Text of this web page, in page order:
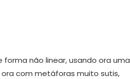
não linear, usando ora uma
com metáforas muito sutis,